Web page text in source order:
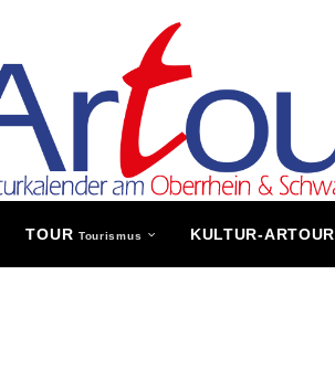
TOUR Tourismus KULTUR-ARTOUR